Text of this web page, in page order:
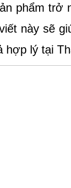
phẩm
này sẽ
lý tại